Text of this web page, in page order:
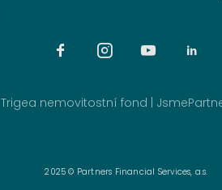
Trigea nemovitostní fond
2025 © Partners Financial Services, a.s.